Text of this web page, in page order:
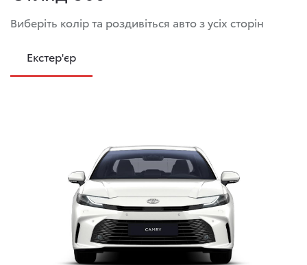
Виберіть колір та роздивіться авто з усіх сторін
Екстер'єр